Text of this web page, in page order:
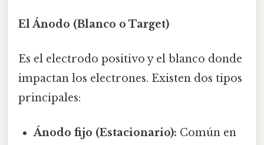
El Ánodo (Blanco o Target)
Es el electrodo positivo y el blanco donde
impactan los electrones. Existen dos tipos
principales:
Ánodo fijo (Estacionario): Común en